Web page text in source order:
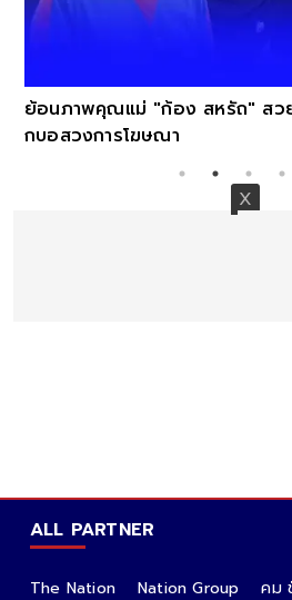
ย้อนภาพคุณแม่ "ก้อง สหรัถ" สว
กบอสวงการโฆษณา
ALL PARTNER
The Nation Nation Group
คม